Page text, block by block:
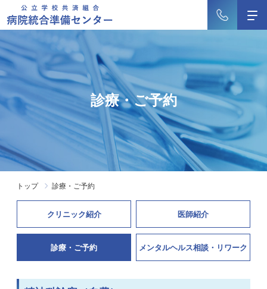
診療・ご予約
トップ 診療・ご予約
クリニック紹介 医師紹介
診療・ご予約 メンタルヘルス相談・リワーク